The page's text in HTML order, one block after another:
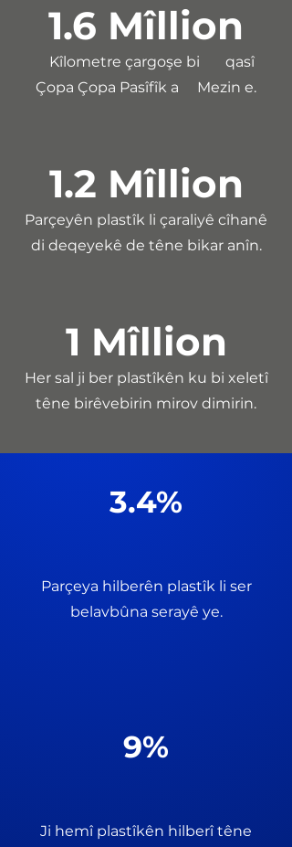
1.6 Mîllion
Kîlometre çargoşe bi qasî
Çopa Çopa Pasîfîk a Mezin e.
1.2 Mîllion
Parçeyên plastîk li çaraliyê cîhanê
di deqeyekê de têne bikar anîn.
1 Mîllion
Her sal ji ber plastîkên ku bi xeletî
têne birêvebirin mirov dimirin.
3.4%
Parçeya hilberên plastîk li ser
belavbûna serayê ye.
9%
Ji hemî plastîkên hilberî têne